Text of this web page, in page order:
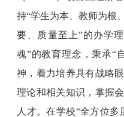
持“学生为本、教师为根
要、质量至上”的办学
魂”的教育理念，秉承“
神，着力培养具有战略
理论和相关知识，掌握
人才。在学校“全方位多